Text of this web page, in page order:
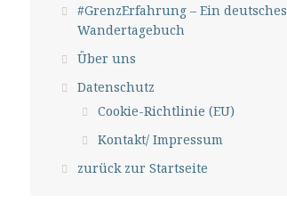
#GrenzErfahrung – Ein deutsches
Wandertagebuch
Über uns
Datenschutz
Cookie-Richtlinie (EU)
Kontakt/ Impressum
zurück zur Startseite